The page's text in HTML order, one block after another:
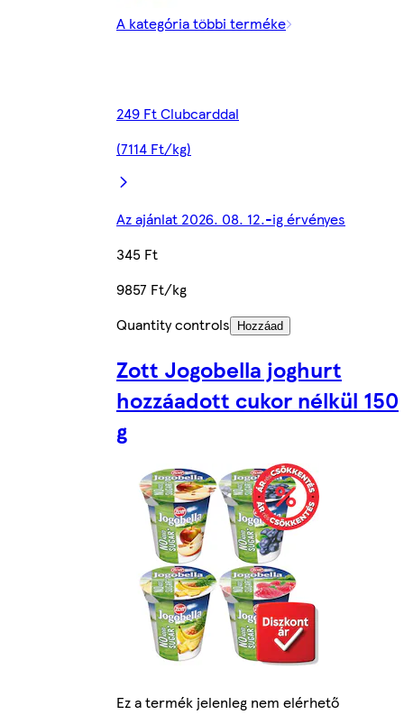
A kategória többi terméke
249 Ft Clubcarddal
(7114 Ft/kg)
Az ajánlat 2026. 08. 12.-ig érvényes
345 Ft
9857 Ft/kg
Quantity controls
Hozzáad
Zott Jogobella joghurt
hozzáadott cukor nélkül 150
g
Ez a termék jelenleg nem elérhető